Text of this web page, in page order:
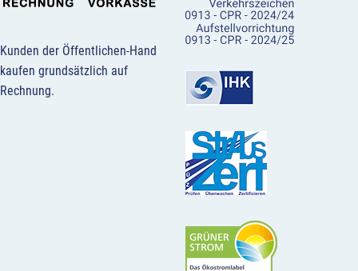
Kunden der Öffentlichen-Hand
kaufen grundsätzlich auf
Rechnung.